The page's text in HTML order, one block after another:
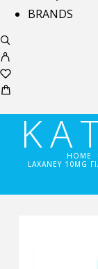
BRANDS
HOME
LAXANEY 10MG